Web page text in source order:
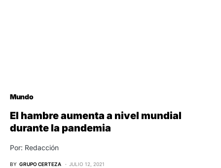
Mundo
El hambre aumenta a nivel mundial
durante la pandemia
Por: Redacción
BY GRUPO CERTEZA JULIO 12, 2021